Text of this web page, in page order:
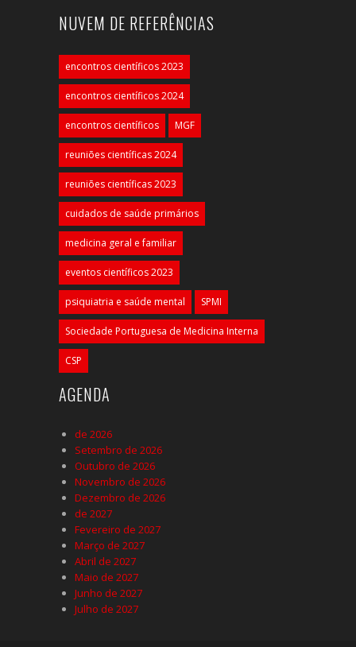
NUVEM DE REFERÊNCIAS
encontros científicos 2023
encontros científicos 2024
encontros científicos MGF
reuniões científicas 2024
reuniões científicas 2023
cuidados de saúde primários
medicina geral e familiar
eventos científicos 2023
psiquiatria e saúde mental SPMI
Sociedade Portuguesa de Medicina Interna
CSP
AGENDA
de 2026
Setembro de 2026
Outubro de 2026
Novembro de 2026
Dezembro de 2026
de 2027
Fevereiro de 2027
Março de 2027
Abril de 2027
Maio de 2027
Junho de 2027
Julho de 2027